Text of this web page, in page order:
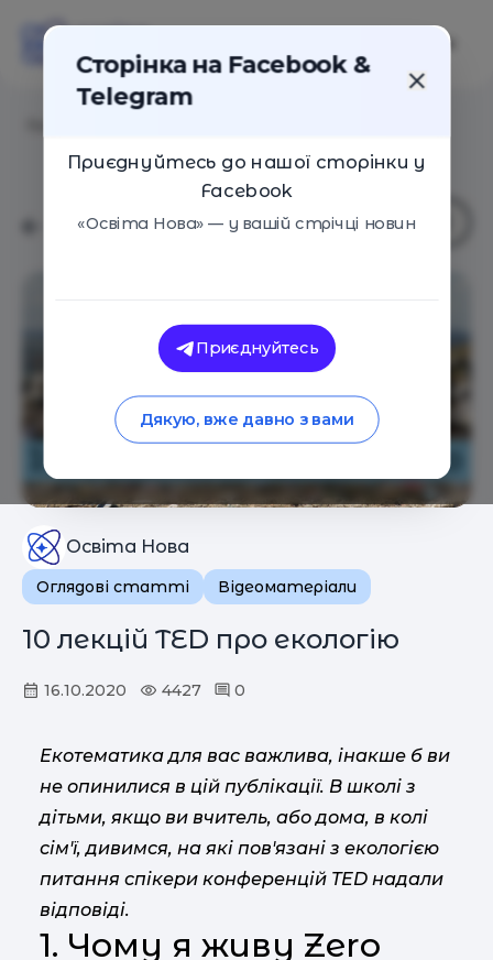
Освіта Нова
Оглядові статті Відеоматеріали
10 лекцій TED про екологію
16.10.2020 4427 0
Екотематика для вас важлива, інакше б ви
не опинилися в цій публікації. В школі з
дітьми, якщо ви вчитель, або дома, в колі
сім'ї, дивимся, на які пов'язані з екологією
питання спікери конференцій TED надали
відповіді.
1. Чому я живу Zero
Сторінка на Facebook &
Telegram
Приєднуйтесь до нашої сторінки у
Facebook
«Освіта Нова» — у вашій стрічці новин
Приєднуйтесь
Дякую, вже давно з вами